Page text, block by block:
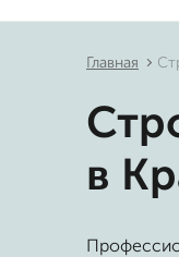
Главная
в